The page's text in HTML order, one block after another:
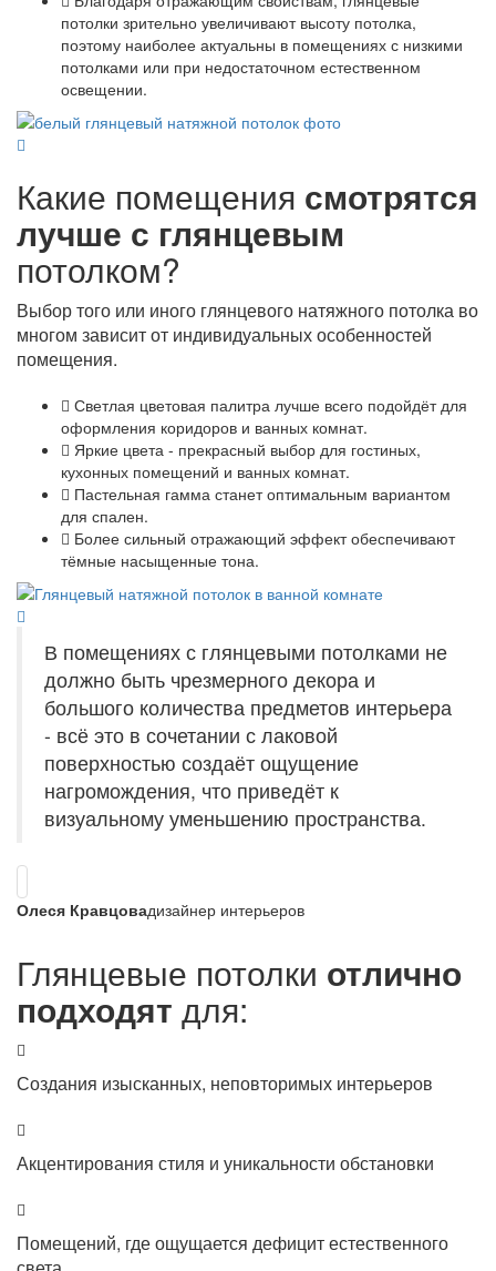
потолки зрительно увеличивают высоту потолка,
поэтому наиболее актуальны в помещениях с низкими
потолками или при недостаточном естественном
освещении.
Какие помещения смотрятся
лучше с глянцевым
потолком?
Выбор того или иного глянцевого натяжного потолка во
многом зависит от индивидуальных особенностей
помещения.
Светлая цветовая палитра лучше всего подойдёт для
оформления коридоров и ванных комнат.
Яркие цвета - прекрасный выбор для гостиных,
кухонных помещений и ванных комнат.
Пастельная гамма станет оптимальным вариантом
для спален.
Более сильный отражающий эффект обеспечивают
тёмные насыщенные тона.
В помещениях с глянцевыми потолками не
должно быть чрезмерного декора и
большого количества предметов интерьера
- всё это в сочетании с лаковой
поверхностью создаёт ощущение
нагромождения, что приведёт к
визуальному уменьшению пространства.
Олеся Кравцовадизайнер интерьеров
Глянцевые потолки отлично
подходят для:
Создания изысканных, неповторимых интерьеров
Акцентирования стиля и уникальности обстановки
Помещений, где ощущается дефицит естественного